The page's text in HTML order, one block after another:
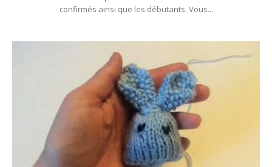
confirmés ainsi que les débutants. Vous...